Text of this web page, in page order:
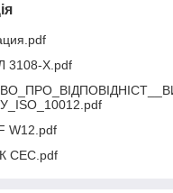
3108-Х.pdf
W12.pdf
СЕС.pdf